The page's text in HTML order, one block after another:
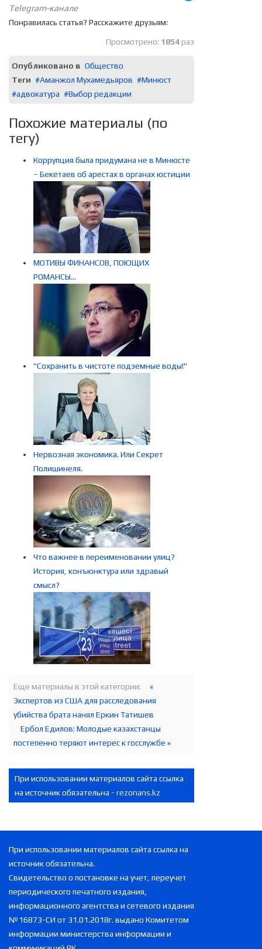
Telegram-канале
Понравилась статья? Расскажите друзьям:
Просмотрено: 1854раз
Опубликовано в Общество
Теги
Аманжол Мухамедьяров
Минюст
адвокатура
Выбор редакции
Похожие материалы (по
тегу)
Коррупция была придумана не в Минюсте
– Бекетаев об арестах в органах юстиции
МОТИВЫ ФИНАНСОВ, ПОЮЩИХ
РОМАНСЫ…
"Сохранить в чистоте подземные воды!"
Нервозная экономика. Или Секрет
Полишинеля.
Что важнее в переименовании улиц?
История, конъюнктура или здравый
смысл?
Еще материалы в этой категории:
«
Экспертов из США для расследования
убийства брата нанял Еркин Татишев
Ербол Едилов: Молодые казахстанцы
постепенно теряют интерес к госслужбе »
При использовании материалов сайта ссылка
на источник обязательна - rezonans.kz
При использовании материалов сайта ссылка на
источник обязательна.
Свидетельство о постановке на учет, переучет
периодического печатного издания,
информационного агентства и сетевого издания
№16873-СИ от 31.01.2018г. выдано Комитетом
информации министерства информации и